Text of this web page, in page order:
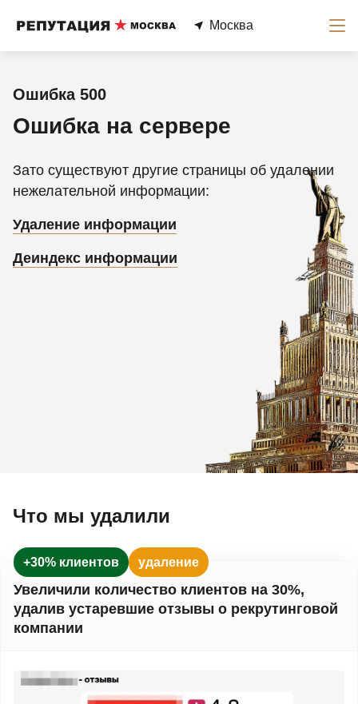
Москва
Ошибка 500
Ошибка на сервере
Зато существуют другие страницы об удалении
нежелательной информации:
Удаление информации
Деиндекс информации
Что мы удалили
+30% клиентов удаление
Увеличили количество клиентов на 30%,
удалив устаревшие отзывы о рекрутинговой
компании